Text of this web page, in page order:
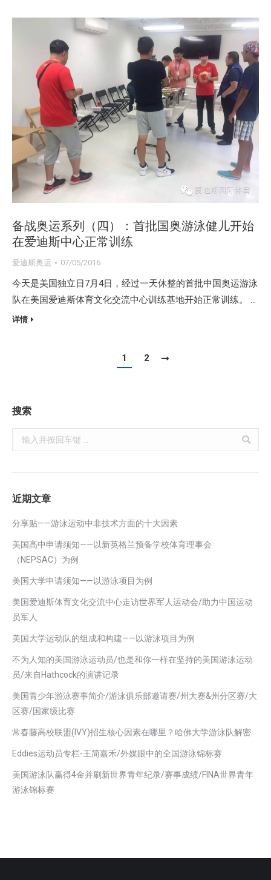
备战奥运系列（四）：首批国奥游泳健儿开始
在爱迪斯中心正常训练
爱迪斯奥运 07/05/2016
今天是美国独立日7月4日，经过一天休整的首批中国奥运游泳
队在美国爱迪斯体育文化交流中心训练基地开始正常训练。 …
详情
1 2
搜索
Search:
近期文章
分享贴——游泳运动中非技术方面的十大因素
美国高中申请须知——以新英格兰预备学校体育理事会
（NEPSAC）为例
美国大学申请须知——以游泳项目为例
美国爱迪斯体育文化交流中心走访世界军人运动会/助力中国运动
员军人
美国大学运动队的组成和构建——以游泳项目为例
不为人知的美国游泳运动员/也是和你一样在坚持的美国游泳运动
员/来自Hathcock的演讲记录
美国青少年游泳赛事简介/游泳俱乐部邀请赛/州大赛&州分区赛/大
区赛/国家级比赛
常春藤高校联盟(IVY)招生核心因素在哪里？哈佛大学游泳队解密
Eddies运动员专栏-王简嘉禾/外媒眼中的全国游泳锦标赛
美国游泳队赢得4金并刷新世界青年纪录/赛事成绩/FINA世界青年
游泳锦标赛